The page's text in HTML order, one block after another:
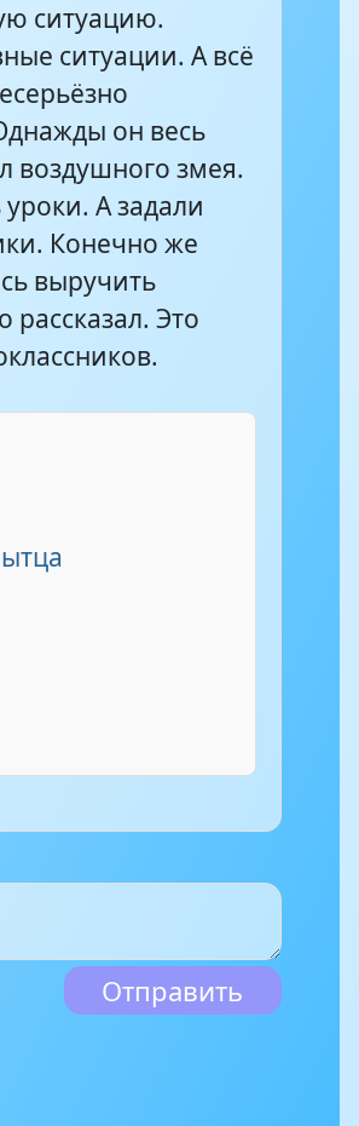
ситуацию.
ситуации. А всё
он весь
воздушного змея.
А задали
Конечно же
выручить
рассказал. Это